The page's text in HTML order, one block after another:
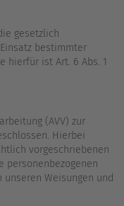
gesetzlich
bestimmter
hierfür ist Art. 6 Abs. 1
(AVV) zur
Hierbei
vorgeschriebenen
personenbezogenen
Weisungen und